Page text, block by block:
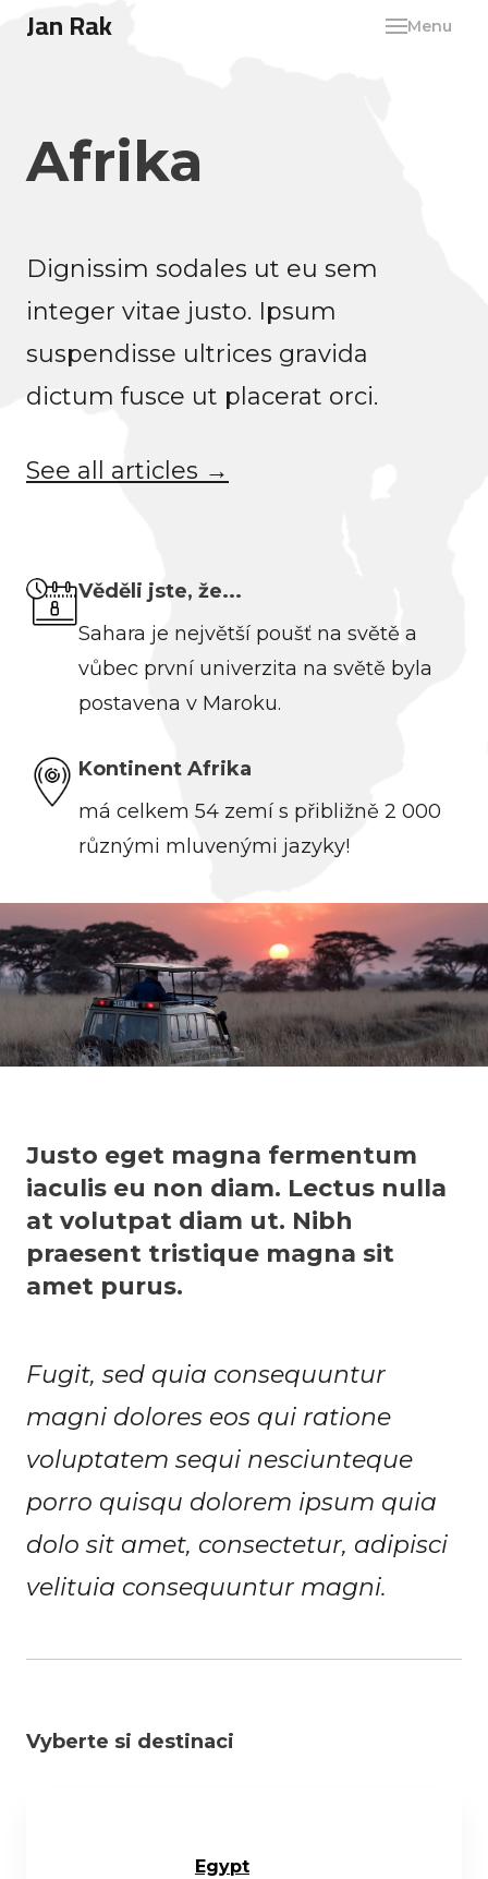
Menu
Jan Rak
Afrika
Dignissim sodales ut eu sem
integer vitae justo. Ipsum
suspendisse ultrices gravida
dictum fusce ut placerat orci.
See all articles →
Věděli jste, že...
Sahara je největší poušť na světě a
vůbec první univerzita na světě byla
postavena v Maroku.
Kontinent Afrika
má celkem 54 zemí s přibližně 2 000
různými mluvenými jazyky!
Justo eget magna fermentum
iaculis eu non diam. Lectus nulla
at volutpat diam ut. Nibh
praesent tristique magna sit
amet purus.
Fugit, sed quia consequuntur
magni dolores eos qui ratione
voluptatem sequi nesciunteque
porro quisqu dolorem ipsum quia
dolo sit amet, consectetur, adipisci
velituia consequuntur magni.
Vyberte si destinaci
Egypt